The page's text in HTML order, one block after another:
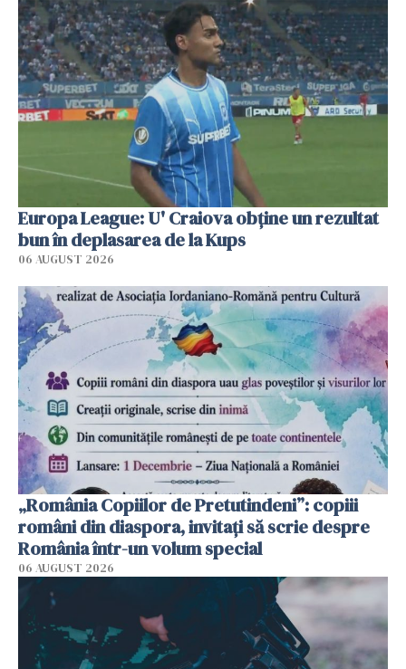
Europa League: U' Craiova obține un rezultat
bun în deplasarea de la Kups
06 AUGUST 2026
„România Copiilor de Pretutindeni”: copiii
români din diaspora, invitați să scrie despre
România într-un volum special
06 AUGUST 2026